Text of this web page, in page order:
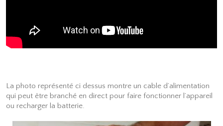
La photo représenté ci dessus montre un cable d’alimentation
qui peut être branché en direct pour faire fonctionner l’appareil
ou recharger la batterie.